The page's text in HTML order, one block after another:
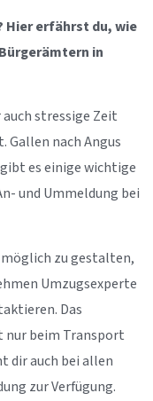
Hier erfährst du, wie
in
stressige Zeit
Gallen nach Angus
es einige wichtige
und Ummeldung bei
möglich zu gestalten,
Umzugsexperte
Das
beim Transport
dir auch bei allen
zur Verfügung.